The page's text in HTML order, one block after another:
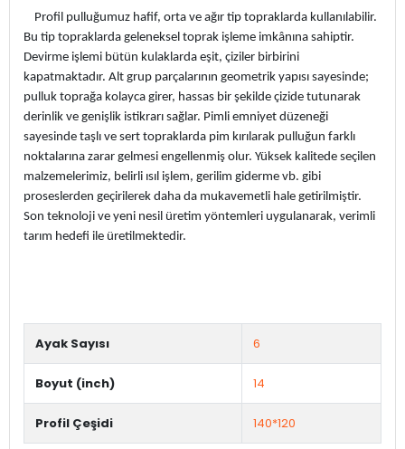
Profil pulluğumuz hafif, orta ve ağır tip topraklarda kullanılabilir.
Bu tip topraklarda geleneksel toprak işleme imkânına sahiptir.
Devirme işlemi bütün kulaklarda eşit, çiziler birbirini
kapatmaktadır. Alt grup parçalarının geometrik yapısı sayesinde;
pulluk toprağa kolayca girer, hassas bir şekilde çizide tutunarak
derinlik ve genişlik istikrarı sağlar. Pimli emniyet düzeneği
sayesinde taşlı ve sert topraklarda pim kırılarak pulluğun farklı
noktalarına zarar gelmesi engellenmiş olur. Yüksek kalitede seçilen
malzemelerimiz, belirli ısıl işlem, gerilim giderme vb. gibi
proseslerden geçirilerek daha da mukavemetli hale getirilmiştir.
Son teknoloji ve yeni nesil üretim yöntemleri uygulanarak, verimli
tarım hedefi ile üretilmektedir.
Ayak Sayısı 6
Boyut (inch) 14
Profil Çeşidi 140*120